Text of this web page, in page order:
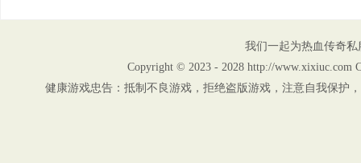
我们一起为热血传奇
Copyright © 2023 - 2028 http://www.xixiuc.com
健康游戏忠告：抵制不良游戏，拒绝盗版游戏，注意自我保护